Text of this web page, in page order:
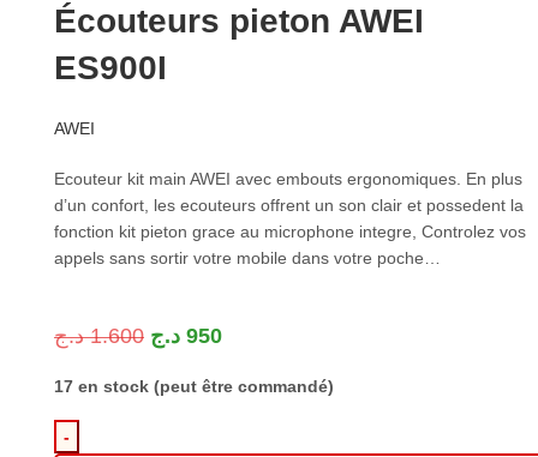
Écouteurs pieton AWEI
ES900I
AWEI
Ecouteur kit main AWEI avec embouts ergonomiques. En plus
d’un confort, les ecouteurs offrent un son clair et possedent la
fonction kit pieton grace au microphone integre, Controlez vos
appels sans sortir votre mobile dans votre poche…
1.600 د.ج 950 د.ج
17 en stock (peut être commandé)